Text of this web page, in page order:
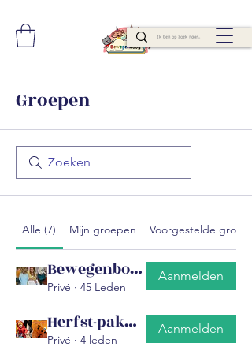
Groepen
Alle (7) Mijn groepen Voorgestelde
Bewegenboog-Cursisten
Privé · 45 Leden
Aanmelden
Herfst-pakket
Privé · 4 leden
Aanmelden